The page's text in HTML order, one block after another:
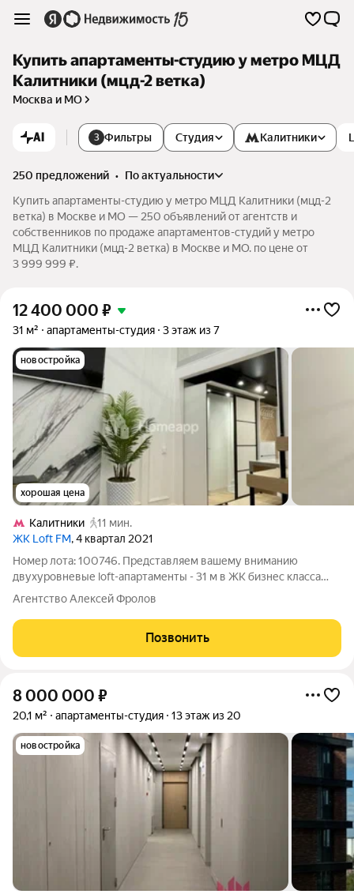
Купить апартаменты-студию у метро МЦД
Калитники (мцд-2 ветка)
Москва и МО
AI 3 Фильтры Студия Калитники
250 предложений •
по актуальности
Купить апартаменты-студию у метро МЦД Калитники (мцд-2
ветка) в Москве и МО — 250 объявлений от агентств и
собственников по продаже апартаментов-студий у метро
МЦД Калитники (мцд-2 ветка) в Москве и МО. по цене от
3 999 999 ₽.
12 400 000 ₽
31 м² апартаменты-студия 3 этаж из 7
новостройка
хорошая цена
Калитники
11 мин.
ЖК Loft FM, 4 квартал 2021
Номер лота: 100746. Представляем вашему вниманию
двухуровневые loft-апартаменты - 31 м в ЖК бизнес класса
Loft FM: - 1 этаж -19.3 м, антресоль - 12 м. - потолки 4 метра. - 3
этаж. Компактная, новая студия с дизайнерским ремонтом-
идеальное решение
Агентство Алексей Фролов
Позвонить
8 000 000 ₽
20,1 м² апартаменты-студия 13 этаж из 20
новостройка